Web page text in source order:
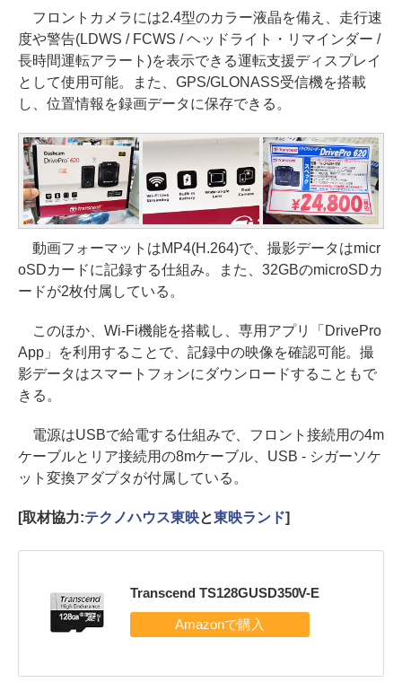
フロントカメラには2.4型のカラー液晶を備え、走行速
度や警告(LDWS / FCWS / ヘッドライト・リマインダー /
長時間運転アラート)を表示できる運転支援ディスプレイ
として使用可能。また、GPS/GLONASS受信機を搭載
し、位置情報を録画データに保存できる。
動画フォーマットはMP4(H.264)で、撮影データはmicr
oSDカードに記録する仕組み。また、32GBのmicroSDカ
ードが2枚付属している。
このほか、Wi-Fi機能を搭載し、専用アプリ「DrivePro
App」を利用することで、記録中の映像を確認可能。撮
影データはスマートフォンにダウンロードすることもで
きる。
電源はUSBで給電する仕組みで、フロント接続用の4m
ケーブルとリア接続用の8mケーブル、USB - シガーソケ
ット変換アダプタが付属している。
[取材協力:テクノハウス東映と東映ランド]
Transcend TS128GUSD350V-E